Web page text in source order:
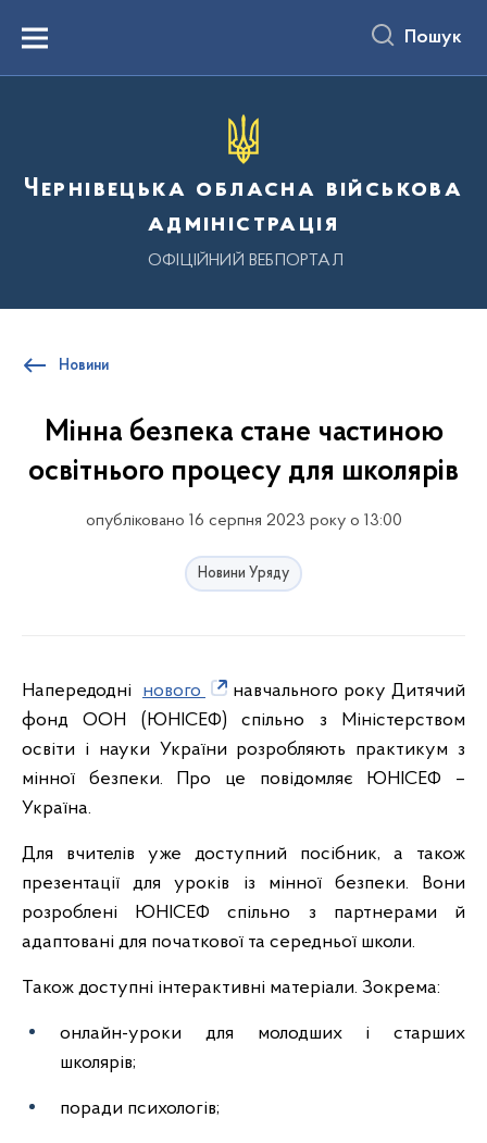
вмістуMenu Пошук
Чернівецька обласна військова
адміністрація
ОФІЦІЙНИЙ ВЕБПОРТАЛ
Новини
Мінна безпека стане частиною
освітнього процесу для школярів
опубліковано 16 серпня 2023 року о 13:00
Новини Уряду
Напередодні нового
навчального року Дитячий
фонд ООН (ЮНІСЕФ) спільно з Міністерством
освіти і науки України розробляють практикум з
мінної безпеки. Про це повідомляє ЮНІСЕФ –
Україна.
Для вчителів уже доступний посібник, а також
презентації для уроків із мінної безпеки. Вони
розроблені ЮНІСЕФ спільно з партнерами й
адаптовані для початкової та середньої школи.
Також доступні інтерактивні матеріали. Зокрема:
онлайн-уроки для молодших і старших
школярів;
поради психологів;